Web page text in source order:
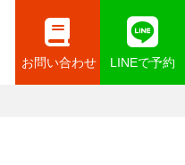
お問い合わせ LINEで予約